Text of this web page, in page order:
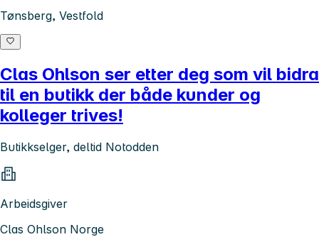
Tønsberg, Vestfold
Clas Ohlson ser etter deg som vil bidra
til en butikk der både kunder og
kolleger trives!
Butikkselger, deltid Notodden
Arbeidsgiver
Clas Ohlson Norge